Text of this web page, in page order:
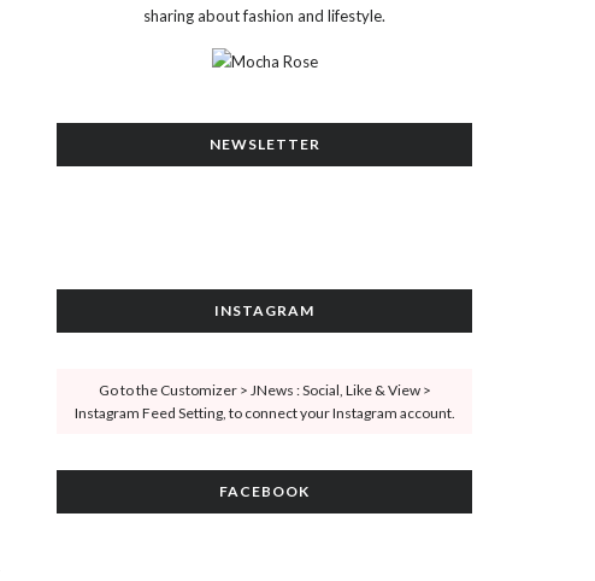
sharing about fashion and lifestyle.
NEWSLETTER
INSTAGRAM
Go to the Customizer > JNews : Social, Like & View >
Instagram Feed Setting, to connect your Instagram account.
FACEBOOK